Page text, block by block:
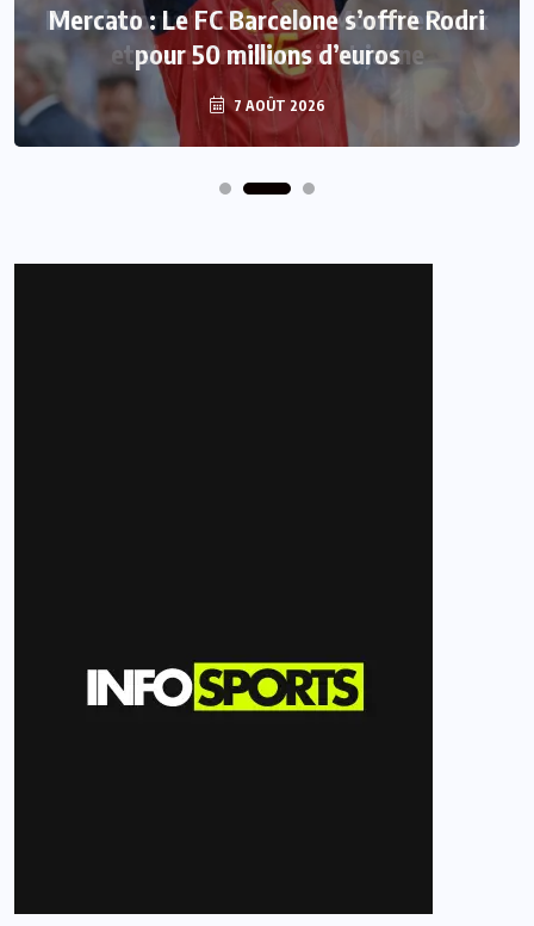
Mercato : Le FC Barcelone s’offre Rodri
pour 50 millions d’euros
7 AOÛT 2026